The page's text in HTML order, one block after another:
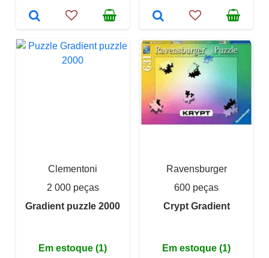
Clementoni
2 000 peças
Gradient puzzle 2000
Em estoque (1)
Ravensburger
600 peças
Crypt Gradient
Em estoque (1)